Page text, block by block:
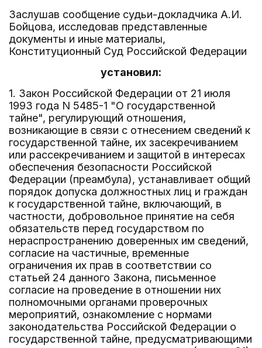
Заслушав сообщение судьи-докладчика А.И.
Бойцова, исследовав представленные
документы и иные материалы,
Конституционный Суд Российской Федерации
установил:
1. Закон Российской Федерации от 21 июля
1993 года N 5485-1 "О государственной
тайне", регулирующий отношения,
возникающие в связи с отнесением сведений к
государственной тайне, их засекречиванием
или рассекречиванием и защитой в интересах
обеспечения безопасности Российской
Федерации (преамбула), устанавливает общий
порядок допуска должностных лиц и граждан
к государственной тайне, включающий, в
частности, добровольное принятие на себя
обязательств перед государством по
нераспространению доверенных им сведений,
согласие на частичные, временные
ограничения их прав в соответствии со
статьей 24 данного Закона, письменное
согласие на проведение в отношении них
полномочными органами проверочных
мероприятий, ознакомление с нормами
законодательства Российской Федерации о
государственной тайне, предусматривающими